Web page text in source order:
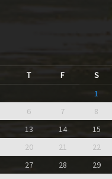
T F S
1
6 7 8
13 14 15
20 21 22
27 28 29